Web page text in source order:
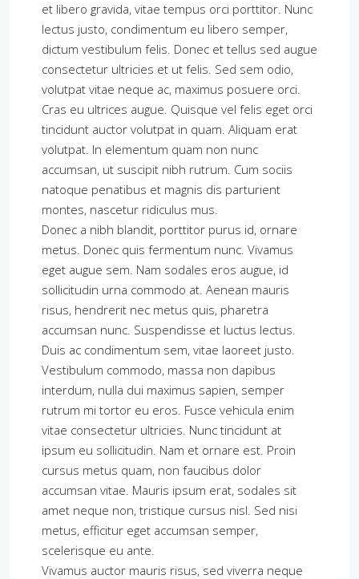
et libero gravida, vitae tempus orci porttitor. Nunc
lectus justo, condimentum eu libero semper,
dictum vestibulum felis. Donec et tellus sed augue
consectetur ultricies et ut felis. Sed sem odio,
volutpat vitae neque ac, maximus posuere orci.
Cras eu ultrices augue. Quisque vel felis eget orci
tincidunt auctor volutpat in quam. Aliquam erat
volutpat. In elementum quam non nunc
accumsan, ut suscipit nibh rutrum. Cum sociis
natoque penatibus et magnis dis parturient
montes, nascetur ridiculus mus.
Donec a nibh blandit, porttitor purus id, ornare
metus. Donec quis fermentum nunc. Vivamus
eget augue sem. Nam sodales eros augue, id
sollicitudin urna commodo at. Aenean mauris
risus, hendrerit nec metus quis, pharetra
accumsan nunc. Suspendisse et luctus lectus.
Duis ac condimentum sem, vitae laoreet justo.
Vestibulum commodo, massa non dapibus
interdum, nulla dui maximus sapien, semper
rutrum mi tortor eu eros. Fusce vehicula enim
vitae consectetur ultricies. Nunc tincidunt at
ipsum eu sollicitudin. Nam et ornare est. Proin
cursus metus quam, non faucibus dolor
accumsan vitae. Mauris ipsum erat, sodales sit
amet neque non, tristique cursus nisl. Sed nisi
metus, efficitur eget accumsan semper,
scelerisque eu ante.
Vivamus auctor mauris risus, sed viverra neque